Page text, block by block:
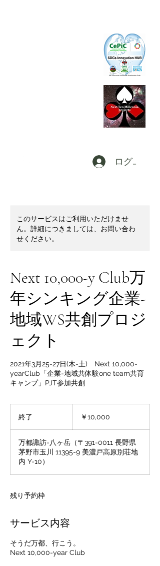
ログイン
このサービスはご利用いただけませ
ん。詳細につきましては、お問い合わ
せください。
Next 10,000-y Club万
年シンキング企業-
地域WS共創プロジ
ェクト
2021年3月25-27日(木-土) Next 10,000-
yearClub「企業-地域共体験one team共育
キャンプ」PJT参加共創
終了 ￥10,000
万都諏訪-八ヶ岳（〒391-0011 長野県
茅野市玉川 11395-9 美濃戸高原別荘地
内 Y-10）
残り予約枠
サービス内容
そうだ万都、行こう。
Next 10,000-year Club